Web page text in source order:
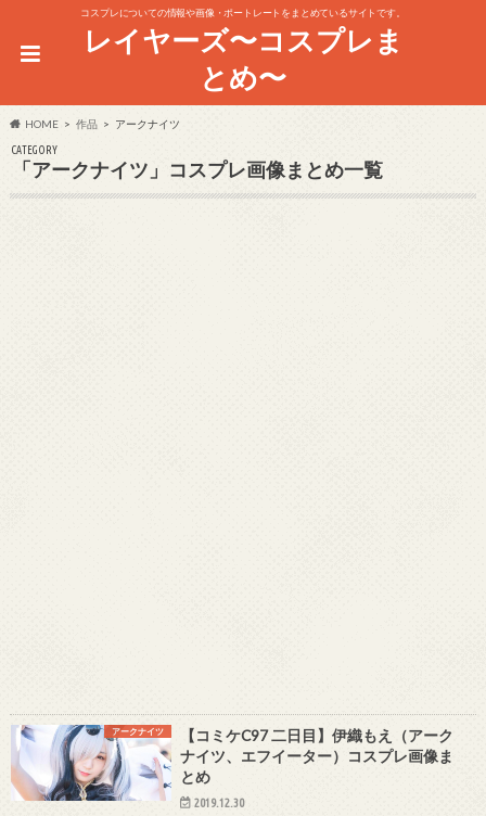
コスプレについての情報や画像・ポートレートをまとめているサイトです。
レイヤーズ〜コスプレま
とめ〜
HOME 作品 アークナイツ
CATEGORY
「アークナイツ」コスプレ画像まとめ一覧
アークナイツ
【コミケC97 二日目】伊織もえ（アーク
ナイツ、エフイーター）コスプレ画像ま
とめ
2019.12.30